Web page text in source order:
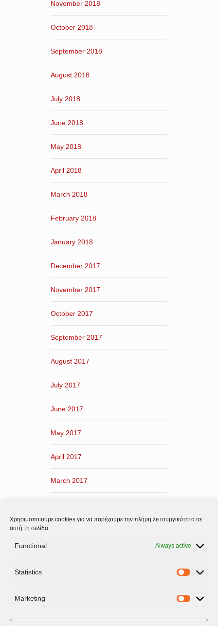
Χρησιμοποιούμε cookies για να παρέχουμε την πλήρη λειτουργικότητα σε
αυτή τη σελίδα
Functional Always active
Statistics
Marketing
November 2018
October 2018
September 2018
August 2018
July 2018
June 2018
May 2018
April 2018
March 2018
February 2018
January 2018
December 2017
November 2017
October 2017
September 2017
August 2017
July 2017
June 2017
May 2017
April 2017
March 2017